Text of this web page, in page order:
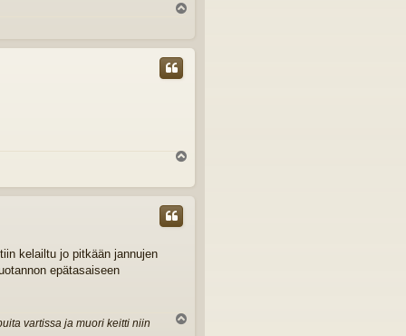
s
ö
s
kelailtu jo pitkään jannujen
epätasaiseen
vartissa ja muori keitti niin